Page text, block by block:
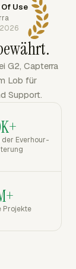
Use
G2, Capterra
Lob für
Support.
Everhour-
Projekte